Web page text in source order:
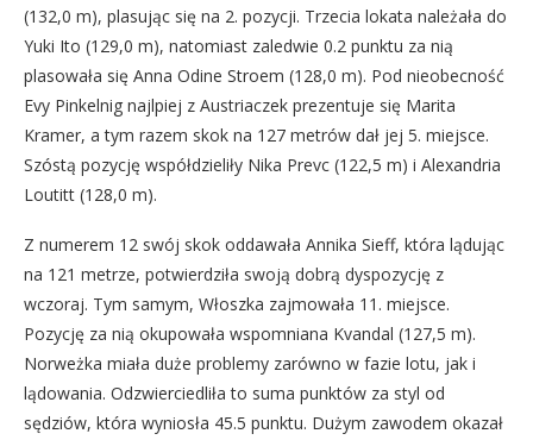
(132,0 m), plasując się na 2. pozycji. Trzecia lokata należała do
Yuki Ito (129,0 m), natomiast zaledwie 0.2 punktu za nią
plasowała się Anna Odine Stroem (128,0 m). Pod nieobecność
Evy Pinkelnig najlpiej z Austriaczek prezentuje się Marita
Kramer, a tym razem skok na 127 metrów dał jej 5. miejsce.
Szóstą pozycję współdzieliły Nika Prevc (122,5 m) i Alexandria
Loutitt (128,0 m).
Z numerem 12 swój skok oddawała Annika Sieff, która lądując
na 121 metrze, potwierdziła swoją dobrą dyspozycję z
wczoraj. Tym samym, Włoszka zajmowała 11. miejsce.
Pozycję za nią okupowała wspomniana Kvandal (127,5 m).
Norweżka miała duże problemy zarówno w fazie lotu, jak i
lądowania. Odzwierciedliła to suma punktów za styl od
sędziów, która wyniosła 45.5 punktu. Dużym zawodem okazał